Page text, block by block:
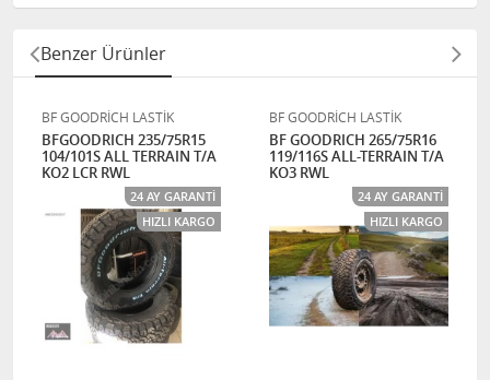
Benzer Ürünler
BF GOODRİCH LASTİK
BFGOODRICH 235/75R15
104/101S ALL TERRAIN T/A
KO2 LCR RWL
24 AY GARANTI
HIZLI KARGO
BF GOODRİCH LASTİK
BF GOODRICH 265/75R16
119/116S ALL-TERRAIN T/A
KO3 RWL
24 AY GARANTI
HIZLI KARGO